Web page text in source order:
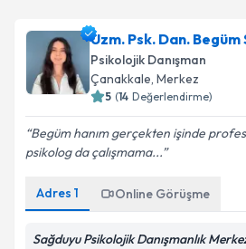
Uzm. Psk. Dan.
Psikolojik Danışman
Çanakkale, Merkez
5 (14 Değerlendirme)
Begüm hanım gerçekten işinde
psikolog da çalışmama...
Adres 1 Online Görüşme
Sağduyu Psikolojik Danışmanlık